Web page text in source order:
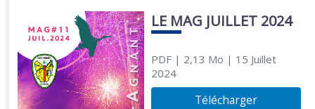
LE MAG JUILLET 2024
PDF| 2,13 Mo | 15 Juillet
2024
Télécharger